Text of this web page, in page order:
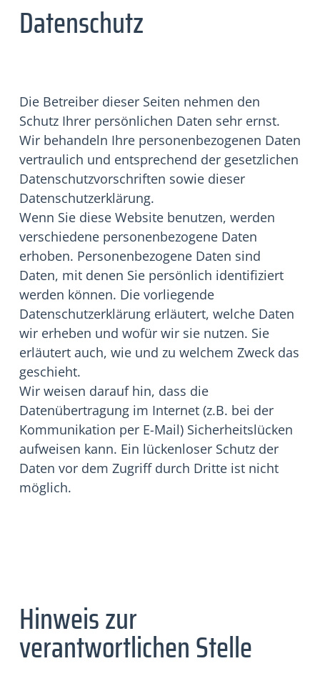
Datenschutz
Die Betreiber dieser Seiten nehmen den
Schutz Ihrer persönlichen Daten sehr ernst.
Wir behandeln Ihre personenbezogenen Daten
vertraulich und entsprechend der gesetzlichen
Datenschutzvorschriften sowie dieser
Datenschutzerklärung.
Wenn Sie diese Website benutzen, werden
verschiedene personenbezogene Daten
erhoben. Personenbezogene Daten sind
Daten, mit denen Sie persönlich identifiziert
werden können. Die vorliegende
Datenschutzerklärung erläutert, welche Daten
wir erheben und wofür wir sie nutzen. Sie
erläutert auch, wie und zu welchem Zweck das
geschieht.
Wir weisen darauf hin, dass die
Datenübertragung im Internet (z.B. bei der
Kommunikation per E-Mail) Sicherheitslücken
aufweisen kann. Ein lückenloser Schutz der
Daten vor dem Zugriff durch Dritte ist nicht
möglich.
Hinweis zur
verantwortlichen Stelle